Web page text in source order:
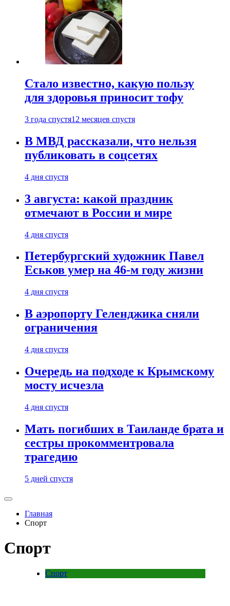
Стало известно, какую пользу
для здоровья приносит тофу
3 года спустя12 месяцев спустя
В МВД рассказали, что нельзя
публиковать в соцсетях
4 дня спустя
3 августа: какой праздник
отмечают в России и мире
4 дня спустя
Петербургский художник Павел
Еськов умер на 46-м году жизни
4 дня спустя
В аэропорту Геленджика сняли
ограничения
4 дня спустя
Очередь на подходе к Крымскому
мосту исчезла
4 дня спустя
Мать погибших в Таиланде брата и
сестры прокомментровала
трагедию
5 дней спустя
Главная
Спорт
Спорт
Спорт